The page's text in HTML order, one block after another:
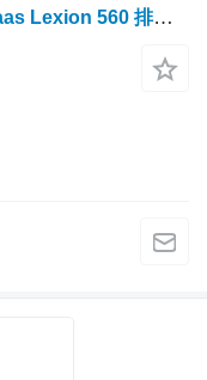
联合收割机 Claas Lexion 560 的 Claas Lexion 560 排气管 0007619981（发动机目录 c9, 3126b；系统 RURA